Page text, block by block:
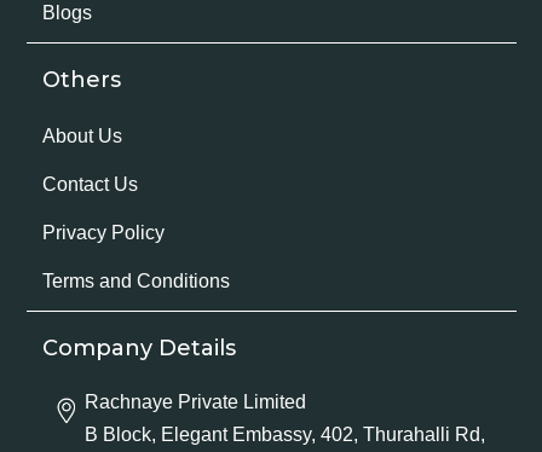
Blogs
Others
About Us
Contact Us
Privacy Policy
Terms and Conditions
Company Details
Rachnaye Private Limited
B Block, Elegant Embassy, 402, Thurahalli Rd,